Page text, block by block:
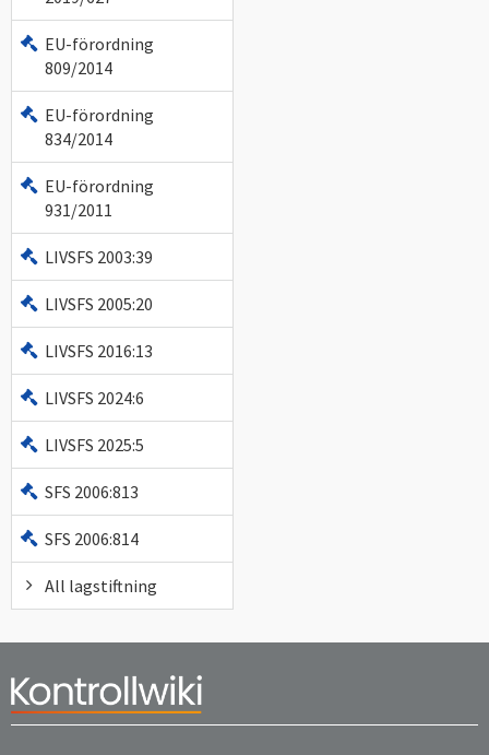
EU-förordning
809/2014
EU-förordning
834/2014
EU-förordning
931/2011
LIVSFS 2003:39
LIVSFS 2005:20
LIVSFS 2016:13
LIVSFS 2024:6
LIVSFS 2025:5
SFS 2006:813
SFS 2006:814
All lagstiftning